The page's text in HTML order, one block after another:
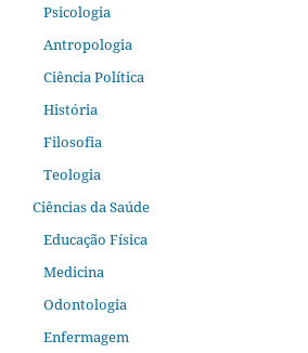
Psicologia
Antropologia
Ciência Política
História
Filosofia
Teologia
Ciências da Saúde
Educação Física
Medicina
Odontologia
Enfermagem